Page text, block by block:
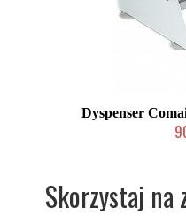
Dyspenser
Skorzystaj na